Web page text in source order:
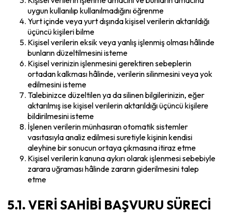
uygun kullanılıp kullanılmadığını öğrenme
Yurt içinde veya yurt dışında kişisel verilerin aktarıldığı
üçüncü kişileri bilme
Kişisel verilerin eksik veya yanlış işlenmiş olması hâlinde
bunların düzeltilmesini isteme
Kişisel verinizin işlenmesini gerektiren sebeplerin
ortadan kalkması hâlinde, verilerin silinmesini veya yok
edilmesini isteme
Talebinizce düzeltilen ya da silinen bilgilerinizin, eğer
aktarılmış ise kişisel verilerin aktarıldığı üçüncü kişilere
bildirilmesini isteme
İşlenen verilerin münhasıran otomatik sistemler
vasıtasıyla analiz edilmesi suretiyle kişinin kendisi
aleyhine bir sonucun ortaya çıkmasına itiraz etme
Kişisel verilerin kanuna aykırı olarak işlenmesi sebebiyle
zarara uğraması hâlinde zararın giderilmesini talep
etme
5.1. VERİ SAHİBİ BAŞVURU SÜRECİ